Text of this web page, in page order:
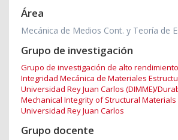
Área
Mecánica de Medios Cont. y Teoría de
Grupo de investigación
Grupo de investigación de alto
Integridad Mecánica de Materiales
Universidad Rey Juan Carlos (DIMME)/
Mechanical Integrity of Structural
Universidad Rey Juan Carlos
Grupo docente